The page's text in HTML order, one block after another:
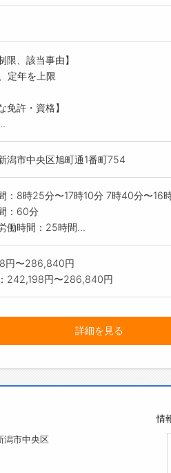
ては令和9年に行われる薬剤師国家試
剤師、認定薬剤師の認定(領域を問わな
は採用後5年程度以内に認定を受ける
なし
限、該当事由】
定年を上限
免許・資格】
潟市中央区旭町通1番町754
：8時25分〜17時10分 7時40分〜16
：60分
働時間：25時間...
円〜286,840円
242,198円〜286,840円
詳細を見る
情
潟市中央区